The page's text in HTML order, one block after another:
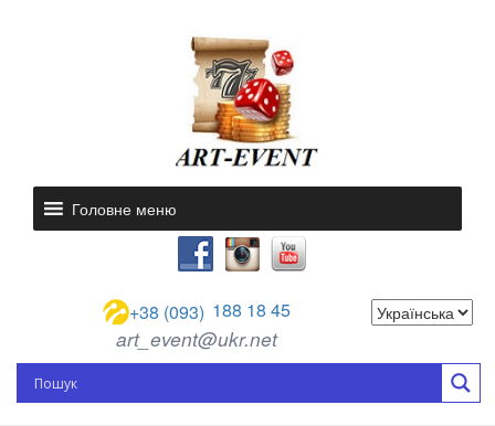
Головне меню
+38 (093) 188 18 45
art_event@ukr.net